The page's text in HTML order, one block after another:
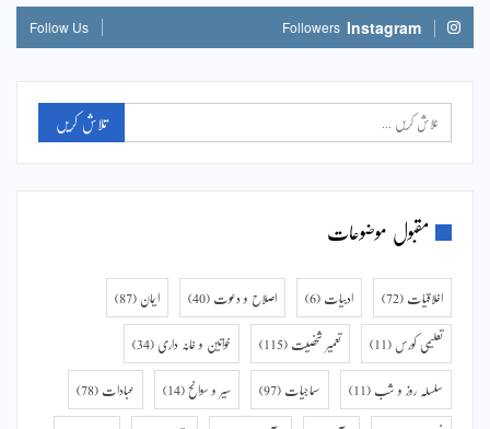
Instagram
Followers
Follow Us
مقبول موضوعات
اخلاقیات (72) ادبیات (6) اصلاح و دعوت (40) ایمان (87)
تعلیمی کورس (11) تعمیر شخصیت (115) خواتین و خانہ داری (34)
سلسلہ روز و شب (11) سماجیات (97) سیر و سوانح (14) عبادات (78)